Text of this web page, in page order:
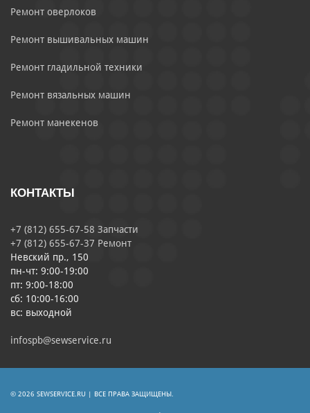
Ремонт оверлоков
Ремонт вышивальных машин
Ремонт гладильной техники
Ремонт вязальных машин
Ремонт манекенов
КОНТАКТЫ
+7 (812) 655-67-58 Запчасти
+7 (812) 655-67-37 Ремонт
Невский пр., 150
пн-чт: 9:00-19:00
пт: 9:00-18:00
сб: 10:00-16:00
вс: выходной
infospb@sewservice.ru
© 2026 SEWSERVICE.RU | ВСЕ ПРАВА ЗАЩИЩЕНЫ.